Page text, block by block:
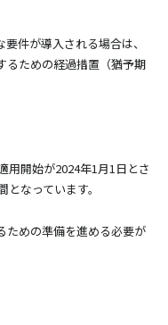
件が導入される場合は、
るための経過措置（猶予期
用開始が2024年1月1日とさ
なっています。
ための準備を進める必要が